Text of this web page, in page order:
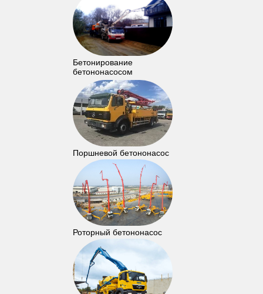
Бетонирование
бетононасосом
Поршневой бетононасос
Роторный бетононасос